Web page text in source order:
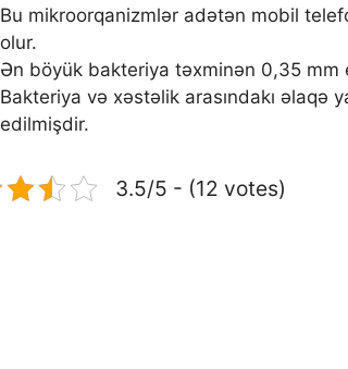
Bu mikroorqanizmlər adətən mobil
olur.
Ən böyük bakteriya təxminən 0,35 mm
Bakteriya və xəstəlik arasındakı əlaqə
edilmişdir.
3.5/5 - (12 votes)